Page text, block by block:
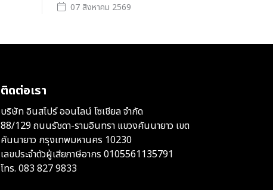
07 สิงหาคม 2569
ติดต่อเรา
บริษัท อินสไปร์ ออนไลน์ โซเชียล จำกัด
88/129 ถนนรัชดา-รามอินทรา แขวงคันนายาว เขต
คันนายาว กรุงเทพมหานคร 10230
เลขประจำตัวผู้เสียภาษีอากร 0105561135791
โทร. 083 827 9833